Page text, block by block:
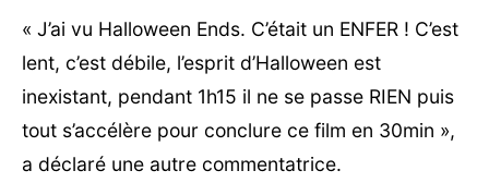
« J’ai vu Halloween Ends. C’était un ENFER ! C’est
lent, c’est débile, l’esprit d’Halloween est
inexistant, pendant 1h15 il ne se passe RIEN puis
tout s’accélère pour conclure ce film en 30min »,
a déclaré une autre commentatrice.